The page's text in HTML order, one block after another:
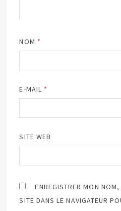
NOM *
E-MAIL *
SITE WEB
ENREGISTRER MON
SITE DANS LE NAVIGATEUR